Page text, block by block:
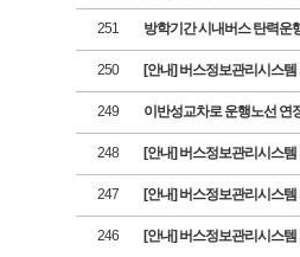
251 방학기간 시내버스 탄력운
250 [안내] 버스정보관리시스
249 이반성교차로 운행노선 연
248 [안내] 버스정보관리시스
247 [안내] 버스정보관리시스
246 [안내] 버스정보관리시스